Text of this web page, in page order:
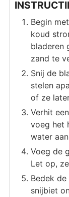
Begin
koud
bladeren
zand te
Snij de
stelen
of ze
Verhit
voeg het
water
Voeg de
Let op,
Bedek
snijbiet